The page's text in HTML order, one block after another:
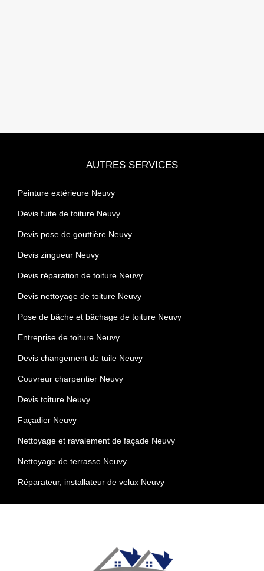
AUTRES SERVICES
Peinture extérieure Neuvy
Devis fuite de toiture Neuvy
Devis pose de gouttière Neuvy
Devis zingueur Neuvy
Devis réparation de toiture Neuvy
Devis nettoyage de toiture Neuvy
Pose de bâche et bâchage de toiture Neuvy
Entreprise de toiture Neuvy
Devis changement de tuile Neuvy
Couvreur charpentier Neuvy
Devis toiture Neuvy
Façadier Neuvy
Nettoyage et ravalement de façade Neuvy
Nettoyage de terrasse Neuvy
Réparateur, installateur de velux Neuvy